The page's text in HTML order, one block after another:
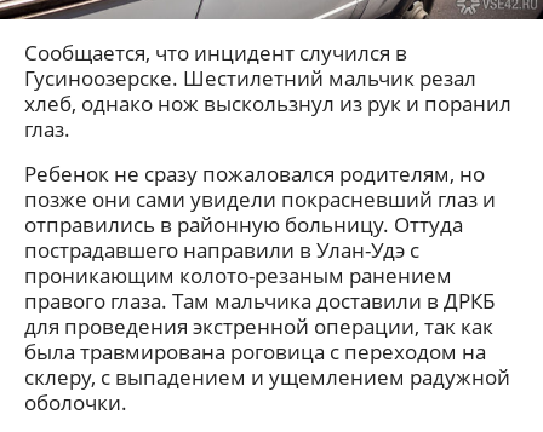
Сообщается, что инцидент случился в
Гусиноозерске. Шестилетний мальчик резал
хлеб, однако нож выскользнул из рук и поранил
глаз.
Ребенок не сразу пожаловался родителям, но
позже они сами увидели покрасневший глаз и
отправились в районную больницу. Оттуда
пострадавшего направили в Улан-Удэ с
проникающим колото-резаным ранением
правого глаза. Там мальчика доставили в ДРКБ
для проведения экстренной операции, так как
была травмирована роговица с переходом на
склеру, с выпадением и ущемлением радужной
оболочки.